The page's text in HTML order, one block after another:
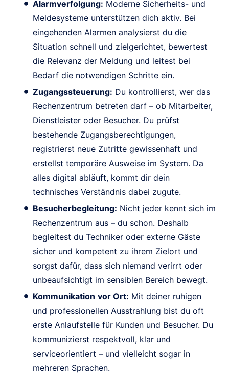
Alarmverfolgung: Moderne Sicherheits- und
Meldesysteme unterstützen dich aktiv. Bei
eingehenden Alarmen analysierst du die
Situation schnell und zielgerichtet, bewertest
die Relevanz der Meldung und leitest bei
Bedarf die notwendigen Schritte ein.
Zugangssteuerung: Du kontrollierst, wer das
Rechenzentrum betreten darf – ob Mitarbeiter,
Dienstleister oder Besucher. Du prüfst
bestehende Zugangsberechtigungen,
registrierst neue Zutritte gewissenhaft und
erstellst temporäre Ausweise im System. Da
alles digital abläuft, kommt dir dein
technisches Verständnis dabei zugute.
Besucherbegleitung: Nicht jeder kennt sich im
Rechenzentrum aus – du schon. Deshalb
begleitest du Techniker oder externe Gäste
sicher und kompetent zu ihrem Zielort und
sorgst dafür, dass sich niemand verirrt oder
unbeaufsichtigt im sensiblen Bereich bewegt.
Kommunikation vor Ort: Mit deiner ruhigen
und professionellen Ausstrahlung bist du oft
erste Anlaufstelle für Kunden und Besucher. Du
kommunizierst respektvoll, klar und
serviceorientiert – und vielleicht sogar in
mehreren Sprachen.